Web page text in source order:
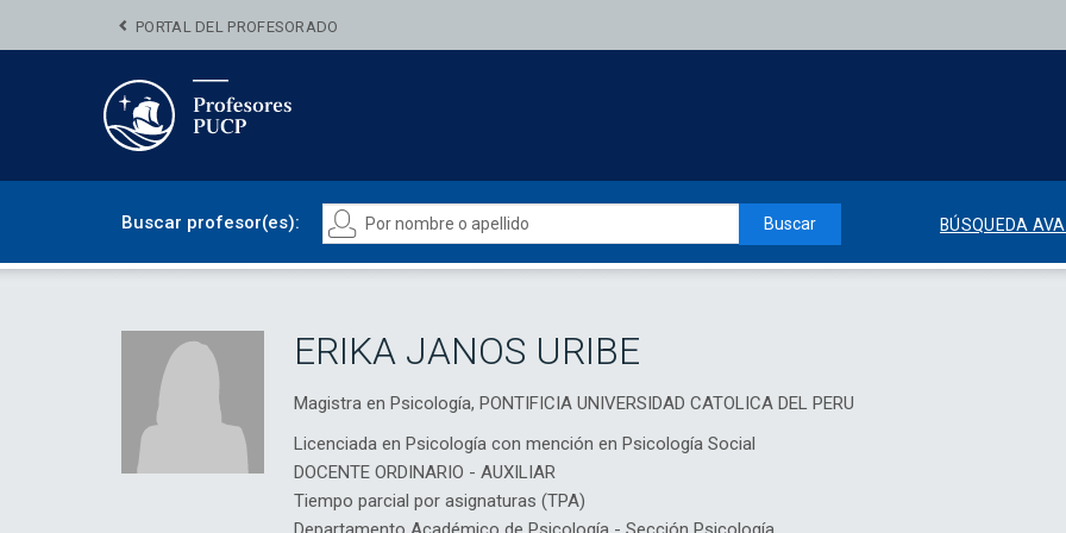
PORTAL DEL PROFESORADO
Buscar profesor(es): Buscar BÚSQUEDA
ERIKA JANOS URIBE
Magistra en Psicología, PONTIFICIA UNIVERSIDAD CATOLICA DEL PERU
Licenciada en Psicología con mención en Psicología Social
DOCENTE ORDINARIO - AUXILIAR
Tiempo parcial por asignaturas (TPA)